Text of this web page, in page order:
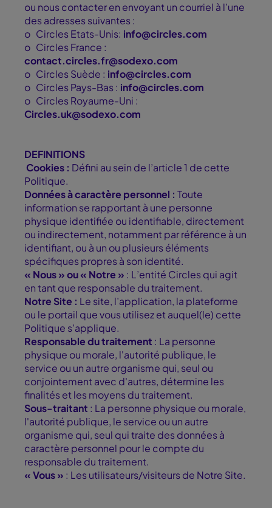
ou nous contacter en envoyant un courriel à l’une
des adresses suivantes :
o Circles Etats-Unis: info@circles.com
o Circles France :
contact.circles.fr@sodexo.com
o Circles Suède : info@circles.com
o Circles Pays-Bas : info@circles.com
o Circles Royaume-Uni :
Circles.uk@sodexo.com
DEFINITIONS
Cookies : Défini au sein de l’article 1 de cette
Politique.
Données à caractère personnel : Toute
information se rapportant à une personne
physique identifiée ou identifiable, directement
ou indirectement, notamment par référence à un
identifiant, ou à un ou plusieurs éléments
spécifiques propres à son identité.
« Nous » ou « Notre » : L’entité Circles qui agit
en tant que responsable du traitement.
Notre Site : Le site, l’application, la plateforme
ou le portail que vous utilisez et auquel(le) cette
Politique s’applique.
Responsable du traitement : La personne
physique ou morale, l'autorité publique, le
service ou un autre organisme qui, seul ou
conjointement avec d'autres, détermine les
finalités et les moyens du traitement.
Sous-traitant : La personne physique ou morale,
l'autorité publique, le service ou un autre
organisme qui, seul qui traite des données à
caractère personnel pour le compte du
responsable du traitement.
« Vous » : Les utilisateurs/visiteurs de Notre Site.